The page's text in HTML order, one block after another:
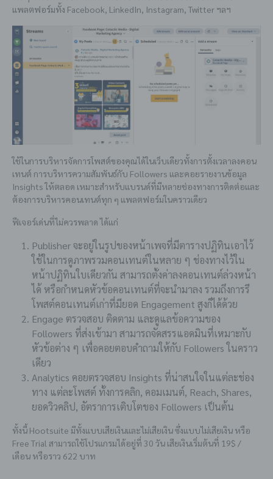
แพลตฟอร์มทั้ง Facebook, LinkedIn, Instagram, Twitter ฯลฯ
ใช้ในการบริหารจัดการโพสต์ของคุณได้ในเว็บเดียวทั้งการตั้งเวลาลงคอน
เทนต์ การบริหารความสัมพันธ์กับ Followers และคอยรายงานข้อมูล
Insights ให้ตลอด เหมาะสำหรับแบรนด์ที่มีหลายช่องทางการติดต่อและ
ต้องการบริหารคอนเทนต์ทุก ๆ แพลตฟอร์มในคราวเดียว
ฟีเจอร์เด่นที่ไม่ควรพลาด ได้แก่
Publisher จะอยู่ในรูปของหน้าเพจที่มีตารางปฏิทินเอาไว้
ใช้ในการดูภาพรวมคอนเทนต์ในหลาย ๆ ช่องทางไว้ใน
หน้าปฏิทินใบเดียวกัน สามารถตั้งค่าลงคอนเทนต์ล่วงหน้า
ได้ หรือกำหนดหัวข้อคอนเทนต์ที่จะนำมาลง รวมถึงการรี
โพสต์คอนเทนต์เก่าที่มียอด Engagement สูงก็ได้ด้วย
Engage ตรวจสอบ ติดตาม และดูแลข้อความของ
Followers ที่ส่งเข้ามา สามารถจัดสรรแอดมินที่เหมาะกับ
หัวข้อต่าง ๆ เพื่อคอยตอบคำถามให้กับ Followers ในคราว
เดียว
Analytics คอยตรวจสอบ Insights ที่น่าสนใจในแต่ละช่อง
ทาง แต่ละโพสต์ ทั้งการคลิก, คอมเมนต์, Reach, Shares,
ยอดวิวคลิป, อัตราการเติบโตของ Followers เป็นต้น
ทั้งนี้ Hootsuite มีทั้งแบบเสียเงินและไม่เสียเงิน ซึ่งแบบไม่เสียเงิน หรือ
Free Trial สามารถใช้โปรแกรมได้อยู่ที่ 30 วัน เสียเงินเริ่มต้นที่ 19$ /
เดือน หรือราว 622 บาท